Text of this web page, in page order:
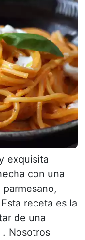
exquisita
con una
receta es la
de una
. Nosotros